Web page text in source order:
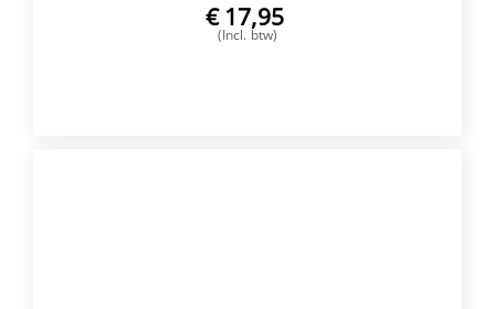
€ 17,95
(Incl. btw)